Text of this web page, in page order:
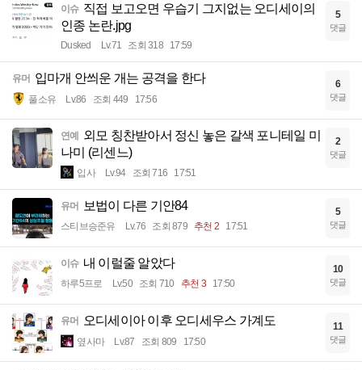
이슈 직접 보고오면 우습기 그지없는 오디세이의
인종 논란.jpg
Dusked Lv.71 조회 318 17:59
5
댓글
유머 입마개 안씌운 개는 공격을 한다
풀소유 Lv.86 조회 449 17:56
6
댓글
연예
외모 칭찬받아서 정신 놓은 갈색 포니테일 미
나미 (리센느)
입사 Lv.94 조회 716 17:51
2
댓글
유머 보법이 다른 기안84
스티브승준유 Lv.76 조회 879 추천 2 17:51
5
댓글
이슈 내 이럴줄 알았다
하루5프로 Lv.50 조회 710 추천 3 17:50
10
댓글
유머 오디세이아 이후 오디세우스 가계도
옆사마 Lv.87 조회 809 17:50
11
댓글